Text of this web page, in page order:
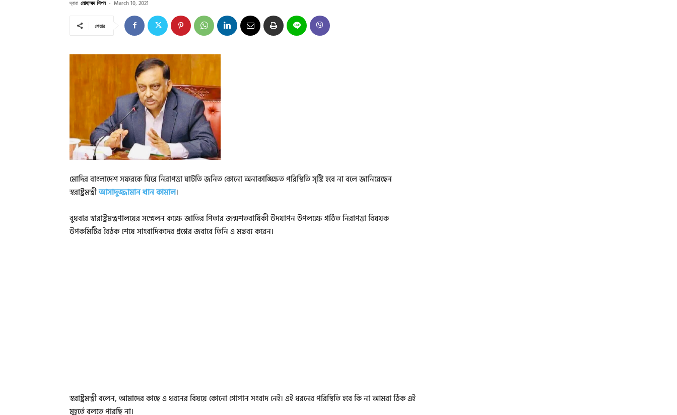
দ্বারা মোহাম্মদ শিপন - March 10, 2021
শেয়ার
মোদির বাংলাদেশ সফরকে ঘিরে নিরাপত্তা ঘাটতি জনিত কোনো অনাকাঙ্ক্ষিত পরিস্থিতি সৃষ্টি হবে না বলে জানিয়েছেন
স্বরাষ্ট্রমন্ত্রীআসাদুজ্জামান খান কামাল।
বুধবার স্বারাষ্ট্রমন্ত্রণালয়ের সম্মেলন কক্ষে জাতির পিতার জন্মশতবার্ষিকী উদযাপন উপলক্ষে গঠিত নিরাপত্তা বিষয়ক
উপকমিটির বৈঠক শেষে সাংবাদিকদের প্রশ্নের জবাবে তিনি এ মন্তব্য করেন।
স্বরাষ্ট্রমন্ত্রী বলেন, আমাদের কাছে এ ধরনের বিষয়ে কোনো গোপান সংবাদ নেই। এই ধরনের পরিস্থিতি হবে কি না আমরা ঠিক এই
মুহূর্তে বলতে পারছি না।